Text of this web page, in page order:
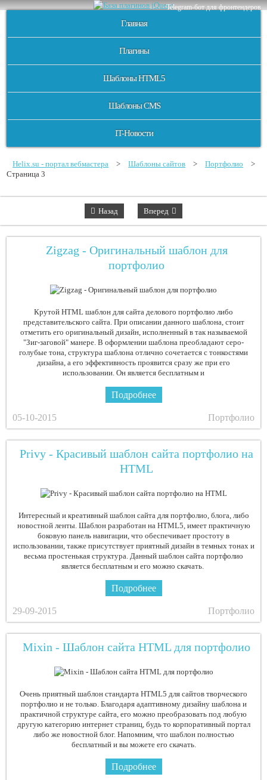
Telegram-бот для фронтендеров
Главная
Плагины
Шаблоны HTML5
Шаблоны CMS
IT-Новости
Helix.su - портал вебмастера > Шаблоны сайтов > Портфолио
>
Страница 3
Назад Вперед
Zigzag - Оригинальный шаблон для
портфолио
Крутой HTML шаблон для сайта делового портфолио либо
представительского сайта. При описании данного шаблона, стоит
отметить его оригинальный дизайн, исполненный в так называемой
"Зиг-заговой" манере. В оформлении шаблона преобладают серо-
голубые тона, структура шаблона отлично сочетается с тонкостями
дизайна, а его эффективность проявится сразу же при его
использовании. Он является бесплатным и
Подробнее
05-10-2015 Портфолио
Privy - Красивый шаблон сайта портфолио на
HTML
Интересный и креативный шаблон сайта для портфолио, блога, либо
новостной ленты. Шаблон разработан на HTML5, имеет практичную
боковую панель навигации, что обеспечивает простоту в
использовании, также присутствует приятный дизайн в темных тонах и
весьма простенькая структура. Данный шаблон сайта портфолио
является бесплатным и его можно скачать.
Подробнее
29-09-2015 Портфолио
Mixin - Шаблон сайта HTML для портфолио
Очень приятный шаблон стандарта HTML5 для сайтов творческого
портфолио и не только. Благодаря адаптивному дизайну шаблона и
практичной структуре сайта, его можно преобразовать под любую
другую категорию интернет страниц, будь то корпоративный портал
либо же новостной блог. Напомним, что шаблон полностью
бесплатный и вы можете его скачать.
Подробнее